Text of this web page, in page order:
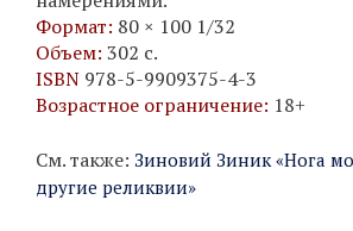
Формат: 80 × 100 1/32
Объем: 302 с.
ISBN 978-5-9909375-4-3
Возрастное ограничение: 18+
См. также: Зиновий Зиник «Нога
другие реликвии»